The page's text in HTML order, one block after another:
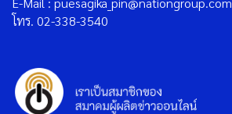
โทร. 02-338-3540